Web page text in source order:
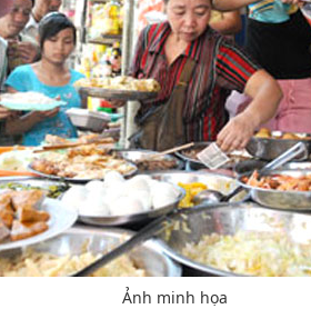
Ảnh minh họa